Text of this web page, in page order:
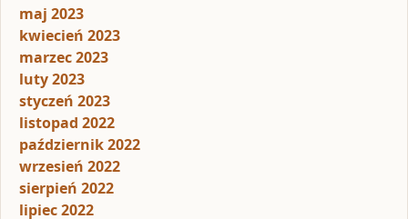
maj 2023
kwiecień 2023
marzec 2023
luty 2023
styczeń 2023
listopad 2022
październik 2022
wrzesień 2022
sierpień 2022
lipiec 2022